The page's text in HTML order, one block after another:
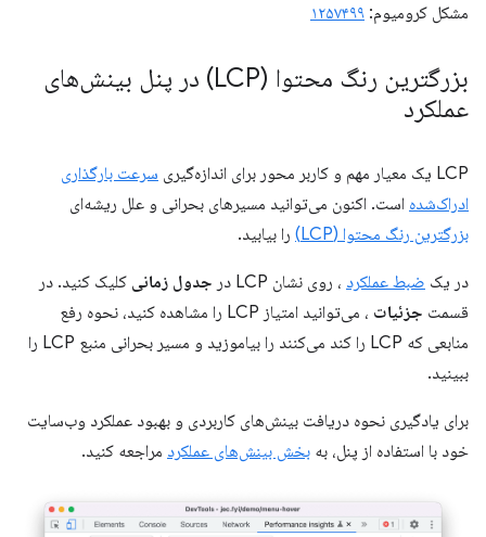
مشکل کرومیوم: ۱۲۵۷۴۹۹
بزرگترین رنگ محتوا (LCP) در پنل بینش‌های
عملکرد
LCP یک معیار مهم و کاربر محور برای اندازه‌گیری
سرعت بارگذاری
ادراک‌شده است. اکنون می‌توانید مسیرهای بحرانی و علل ریشه‌ای
بزرگترین رنگ محتوا (LCP)
را بیابید.
در یک ضبط عملکرد ، روی نشان LCP در جدول زمانی کلیک کنید. در
قسمت جزئیات
، می‌توانید امتیاز LCP را مشاهده کنید، نحوه رفع
منابعی که LCP را کند می‌کنند را بیاموزید و مسیر بحرانی منبع LCP را
ببینید.
برای یادگیری نحوه دریافت بینش‌های کاربردی و بهبود عملکرد وب‌سایت
خود با استفاده از پنل، به بخش بینش‌های عملکرد مراجعه کنید.